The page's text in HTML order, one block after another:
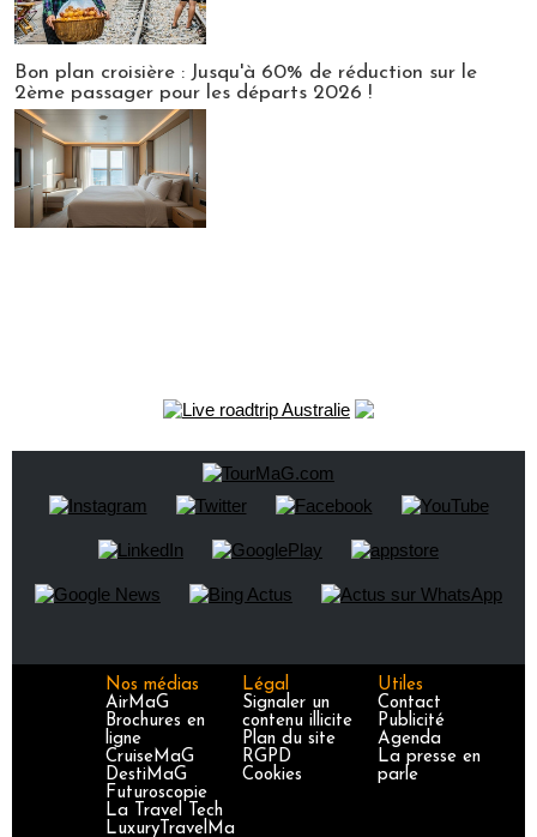
Bon plan croisière : Jusqu'à 60% de réduction sur le
2ème passager pour les départs 2026 !
Nos médias
AirMaG
Brochures en
ligne
CruiseMaG
DestiMaG
Futuroscopie
La Travel Tech
LuxuryTravelMa
Légal
Signaler un
contenu illicite
Plan du site
RGPD
Cookies
Utiles
Contact
Publicité
Agenda
La presse en
parle